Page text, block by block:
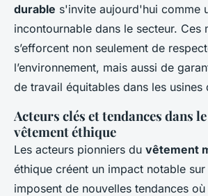
durable s'invite aujourd'hui comme
incontournable dans le secteur. Ces
s’efforcent non seulement de
l’environnement, mais aussi de
de travail équitables dans les
Acteurs clés et tendances dans
vêtement éthique
Les acteurs pionniers du vêtement
éthique créent un impact notable
imposent de nouvelles tendances